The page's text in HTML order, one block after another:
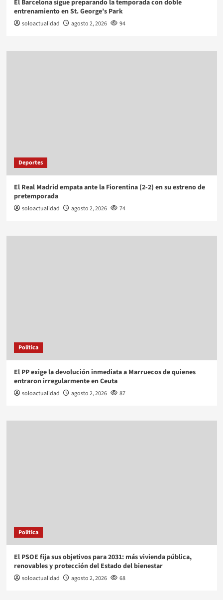
El Barcelona sigue preparando la temporada con doble
entrenamiento en St. George’s Park
soloactualidad agosto 2, 2026 94
Deportes
El Real Madrid empata ante la Fiorentina (2-2) en su estreno de
pretemporada
soloactualidad agosto 2, 2026 74
Política
El PP exige la devolución inmediata a Marruecos de quienes
entraron irregularmente en Ceuta
soloactualidad agosto 2, 2026 87
Política
El PSOE fija sus objetivos para 2031: más vivienda pública,
renovables y protección del Estado del bienestar
soloactualidad agosto 2, 2026 68